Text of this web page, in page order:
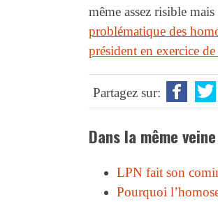
même assez risible
problématique des
président en exercice
Partagez sur:
Dans la même veine
LPN fait son
Pourquoi